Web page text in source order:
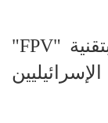
أصبحت طائرات بدون طيار بتقنية "FPV"